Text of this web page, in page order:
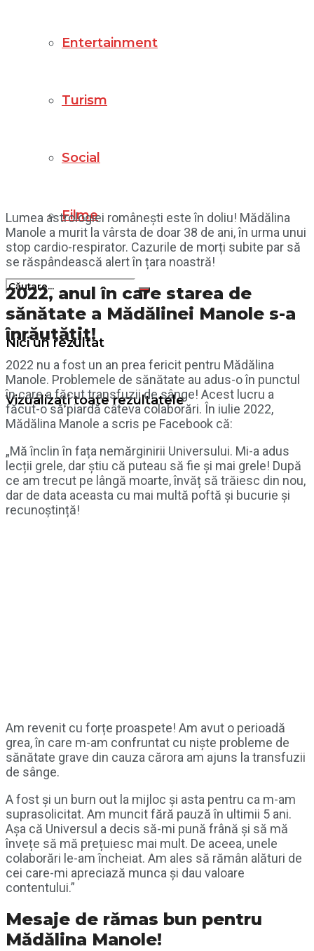
Entertainment
Turism
Social
Filme
Nici un rezultat
Vizualizați toate rezultatele
Lumea astrologiei românești este în doliu! Mădălina
Manole a murit la vârsta de doar 38 de ani, în urma unui
stop cardio-respirator. Cazurile de morți subite par să
se răspândească alert în țara noastră!
2022, anul în care starea de
sănătate a Mădălinei Manole s-a
înrăutățit!
2022 nu a fost un an prea fericit pentru Mădălina
Manole. Problemele de sănătate au adus-o în punctul
în care a făcut transfuzii de sânge! Acest lucru a
făcut-o să piardă câteva colaborări. În iulie 2022,
Mădălina Manole a scris pe Facebook că:
„Mă înclin în fața nemărginirii Universului. Mi-a adus
lecții grele, dar știu că puteau să fie și mai grele! După
ce am trecut pe lângă moarte, învăț să trăiesc din nou,
dar de data aceasta cu mai multă poftă și bucurie și
recunoștință!
Am revenit cu forțe proaspete! Am avut o perioadă
grea, în care m-am confruntat cu niște probleme de
sănătate grave din cauza cărora am ajuns la transfuzii
de sânge.
A fost și un burn out la mijloc și asta pentru ca m-am
suprasolicitat. Am muncit fără pauză în ultimii 5 ani.
Așa că Universul a decis să-mi pună frână și să mă
învețe să mă prețuiesc mai mult. De aceea, unele
colaborări le-am încheiat. Am ales să rămân alături de
cei care-mi apreciază munca și dau valoare
contentului.”
Mesaje de rămas bun pentru
Mădălina Manole!